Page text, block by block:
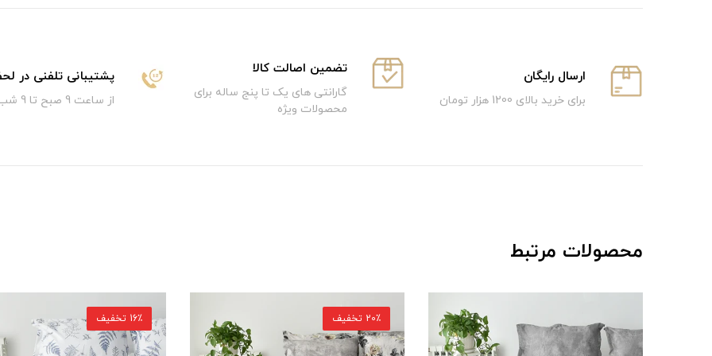
ارسال رایگان
برای خرید بالای 1200 هزار تومان
تضمین اصالت کالا
گارانتی های یک تا پنج ساله برای
محصولات ویژه
پشتیبانی تلفنی در
از ساعت 9 صبح تا 9 شب
محصولات مرتبط
16٪ تخفیف 15٪ تخفیف